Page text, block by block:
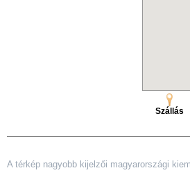
Szállás
A térkép nagyobb kijelzői magyarországi